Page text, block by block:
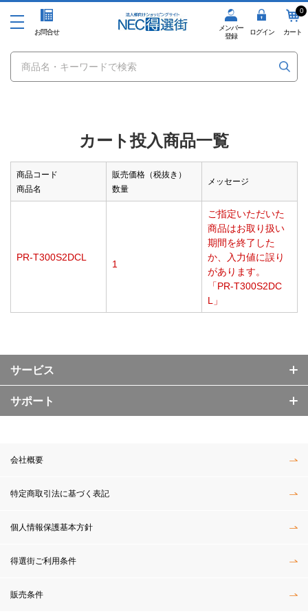
お問合せ
メンバー
登録
ログイン
0
カート
カート投入商品一覧
商品コード
商品名
販売価格（税抜き）
数量
メッセージ
PR-T300S2DCL
1
ご指定いただいた
商品はお取り扱い
期間を終了した
か、入力値に誤り
があります。
「PR-T300S2DC
L」
サービス
サポート
会社概要
特定商取引法に基づく表記
個人情報保護基本方針
得選街ご利用条件
販売条件